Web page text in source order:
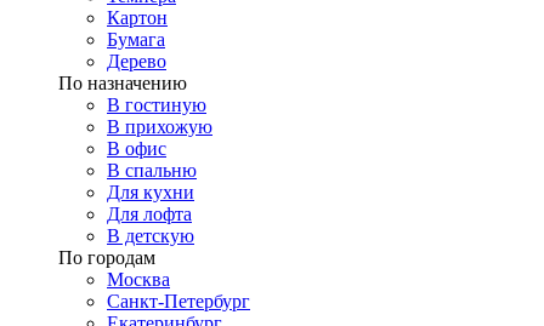
Картон
Бумага
Дерево
По назначению
В гостиную
В прихожую
В офис
В спальню
Для кухни
Для лофта
В детскую
По городам
Москва
Санкт-Петербург